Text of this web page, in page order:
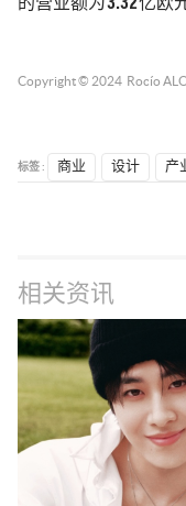
的营业额为3.32亿欧
Copyright © 2024 Rocío
标签 : 商业 设计 产
相关资讯